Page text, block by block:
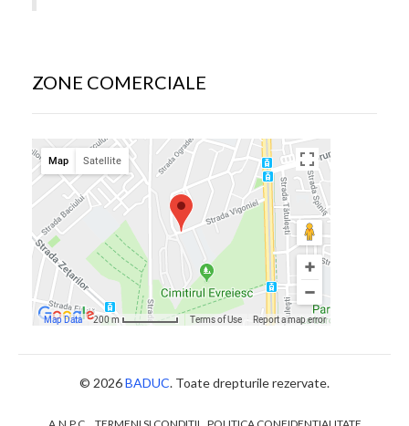
ZONE COMERCIALE
© 2026BADUC. Toate drepturile rezervate.